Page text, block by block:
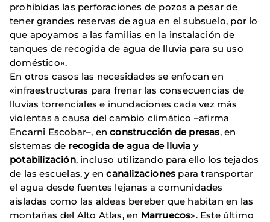
prohibidas las perforaciones de pozos a pesar de
tener grandes reservas de agua en el subsuelo, por lo
que apoyamos a las familias en la instalación de
tanques de recogida de agua de lluvia para su uso
doméstico».
En otros casos las necesidades se enfocan en
«infraestructuras para frenar las consecuencias de
lluvias torrenciales e inundaciones cada vez más
violentas a causa del cambio climático –afirma
Encarni Escobar–, enconstrucción de presas, en
sistemas de recogida de agua de lluvia y
potabilización, incluso utilizando para ello los tejados
de las escuelas, y encanalizaciones para transportar
el agua desde fuentes lejanas a comunidades
aisladas como las aldeas bereber que habitan en las
montañas del Alto Atlas, en Marruecos». Este último